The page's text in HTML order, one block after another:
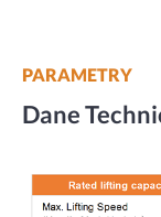
PARAMETRY
Dane